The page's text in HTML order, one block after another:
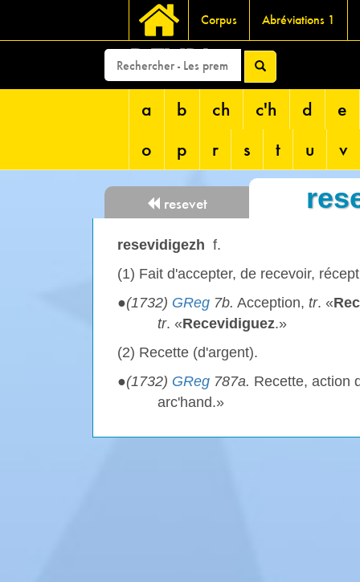
Corpus Abréviations 1
DEVRI
a b ch c'h d
e
o
p r s t u v
resevet
resevidigezh f.
(1) Fait d'accepter, de recevoir,
●(1732) GReg 7b. Acception, tr. «
tr. «Recevidiguez.»
(2) Recette (d'argent).
●(1732) GReg 787a. Recette, action
arc'hand.»